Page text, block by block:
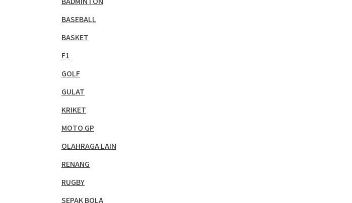
BASEBALL
BASKET
F1
GOLF
GULAT
KRIKET
MOTO GP
OLAHRAGA LAIN
RENANG
RUGBY
SEPAK BOLA